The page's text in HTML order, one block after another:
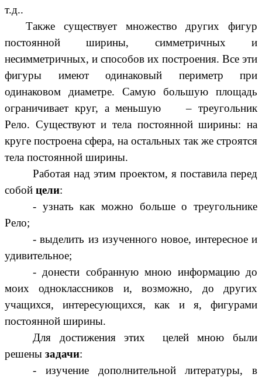
т.д..
Также существует множество других фигур
постоянной ширины, симметричных и
несимметричных, и способов их построения. Все эти
фигуры имеют одинаковый периметр при
одинаковом диаметре. Самую большую площадь
ограничивает круг, а меньшую – треугольник
Рело. Существуют и тела постоянной ширины: на
круге построена сфера, на остальных так же строятся
тела постоянной ширины.
Работая над этим проектом, я поставила перед
собой цели:
- узнать как можно больше о треугольнике
Рело;
- выделить из изученного новое, интересное и
удивительное;
- донести собранную мною информацию до
моих одноклассников и, возможно, до других
учащихся, интересующихся, как и я, фигурами
постоянной ширины.
Для достижения этих целей мною были
решены задачи:
- изучение дополнительной литературы, в